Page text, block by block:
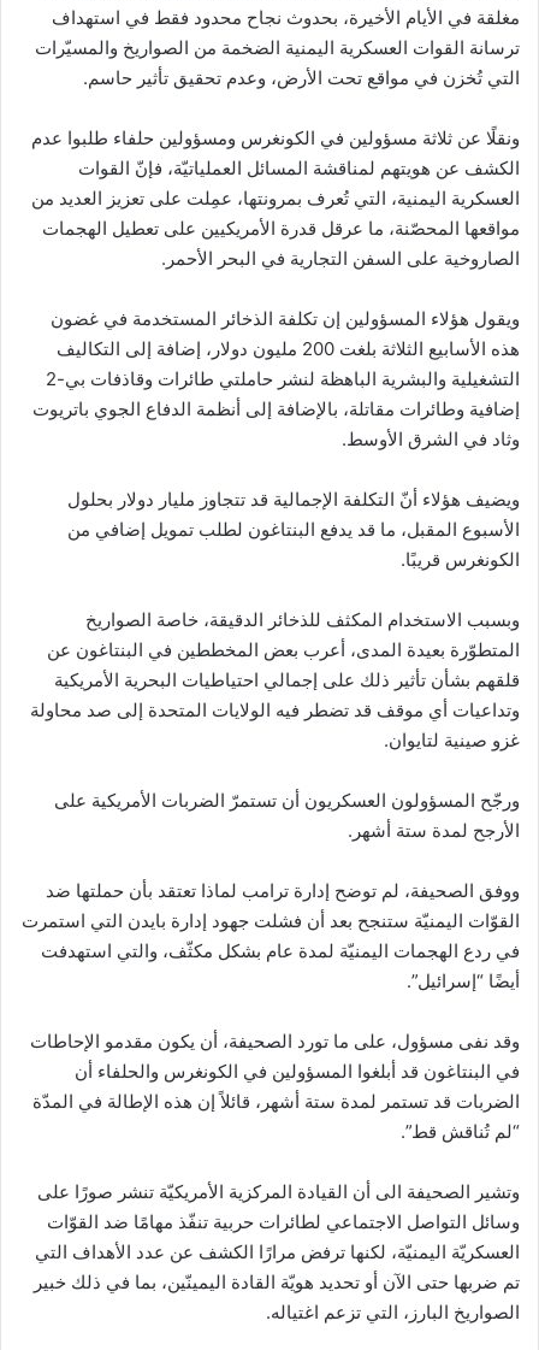
مغلقة في الأيام الأخيرة، بحدوث نجاح محدود فقط في استهداف
ترسانة القوات العسكرية اليمنية الضخمة من الصواريخ والمسيّرات
التي تُخزن في مواقع تحت الأرض، وعدم تحقيق تأثير حاسم.
ونقلًا عن ثلاثة مسؤولين في الكونغرس ومسؤولين حلفاء طلبوا عدم
الكشف عن هويتهم لمناقشة المسائل العملياتيّة، فإنّ القوات
العسكرية اليمنية، التي تُعرف بمرونتها، عمِلت على تعزيز العديد من
مواقعها المحصّنة، ما عرقل قدرة الأمريكيين على تعطيل الهجمات
الصاروخية على السفن التجارية في البحر الأحمر.
ويقول هؤلاء المسؤولين إن تكلفة الذخائر المستخدمة في غضون
هذه الأسابيع الثلاثة بلغت 200 مليون دولار، إضافة إلى التكاليف
التشغيلية والبشرية الباهظة لنشر حاملتي طائرات وقاذفات بي-2
إضافية وطائرات مقاتلة، بالإضافة إلى أنظمة الدفاع الجوي باتريوت
وثاد في الشرق الأوسط.
ويضيف هؤلاء أنّ التكلفة الإجمالية قد تتجاوز مليار دولار بحلول
الأسبوع المقبل، ما قد يدفع البنتاغون لطلب تمويل إضافي من
الكونغرس قريبًا.
وبسبب الاستخدام المكثف للذخائر الدقيقة، خاصة الصواريخ
المتطوّرة بعيدة المدى، أعرب بعض المخططين في البنتاغون عن
قلقهم بشأن تأثير ذلك على إجمالي احتياطيات البحرية الأمريكية
وتداعيات أي موقف قد تضطر فيه الولايات المتحدة إلى صد محاولة
غزو صينية لتايوان.
ورجّح المسؤولون العسكريون أن تستمرّ الضربات الأمريكية على
الأرجح لمدة ستة أشهر.
ووفق الصحيفة، لم توضح إدارة ترامب لماذا تعتقد بأن حملتها ضد
القوّات اليمنيّة ستنجح بعد أن فشلت جهود إدارة بايدن التي استمرت
في ردع الهجمات اليمنيّة لمدة عام بشكل مكثّف، والتي استهدفت
أيضًا “إسرائيل”.
وقد نفى مسؤول، على ما تورد الصحيفة، أن يكون مقدمو الإحاطات
في البنتاغون قد أبلغوا المسؤولين في الكونغرس والحلفاء أن
الضربات قد تستمر لمدة ستة أشهر، قائلاً إن هذه الإطالة في المدّة
“لم تُناقش قط”.
وتشير الصحيفة الى أن القيادة المركزية الأمريكيّة تنشر صورًا على
وسائل التواصل الاجتماعي لطائرات حربية تنفّذ مهامًا ضد القوّات
العسكريّة اليمنيّة، لكنها ترفض مرارًا الكشف عن عدد الأهداف التي
تم ضربها حتى الآن أو تحديد هويّة القادة اليمينّين، بما في ذلك خبير
الصواريخ البارز، التي تزعم اغتياله.